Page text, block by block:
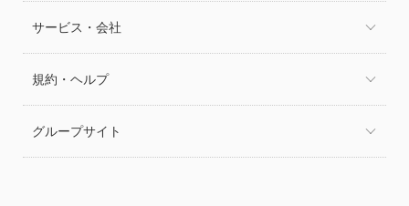
サービス・会社
規約・ヘルプ
グループサイト